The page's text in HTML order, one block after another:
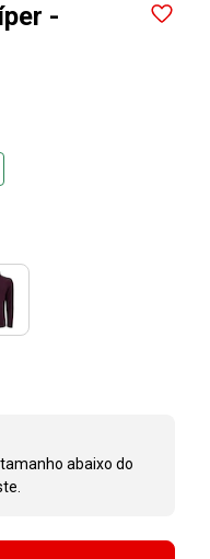
-
tamanhoabaixo do